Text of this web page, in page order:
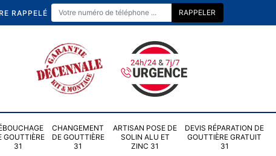
RAPPELÉ
GOUTTIÈRE
31
CHANGEMENT
DE GOUTTIÈRE
31
ARTISAN POSE DE
SOLIN ALU ET
ZINC 31
DEVIS RÉPARATION DE
GOUTTIÈRE GRATUIT
31